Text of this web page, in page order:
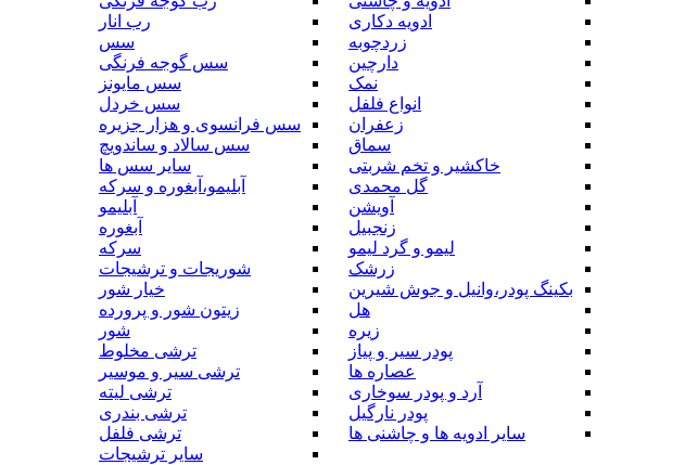
ادویه دکاری
زردچوبه
دارچین
نمک
انواع فلفل
زعفران
سماق
خاکشیر و تخم شربتی
گل محمدی
آویشن
زنجبیل
لیمو و گرد لیمو
زرشک
بکینگ پودر،وانیل و جوش شیرین
هل
زیره
پودر سیر و پیاز
عصاره ها
آرد و پودر سوخاری
پودر نارگیل
سایر ادویه ها و چاشنی ها
رب انار
سس
سس گوجه فرنگی
سس مایونز
سس خردل
سس فرانسوی و هزار جزیره
سس سالاد و ساندویچ
سایر سس ها
آبلیمو،آبغوره و سرکه
آبلیمو
آبغوره
سرکه
شوریجات و ترشیجات
خیار شور
زیتون شور و پرورده
شور
ترشی مخلوط
ترشی سیر و موسیر
ترشی لیته
ترشی بندری
ترشی فلفل
سایر ترشیجات